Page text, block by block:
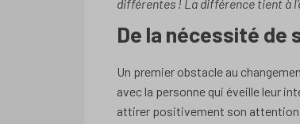
différentes ! La différence tient à
De la nécessité de
Un premier obstacle au
avec la personne qui éveille leur
attirer positivement son attention